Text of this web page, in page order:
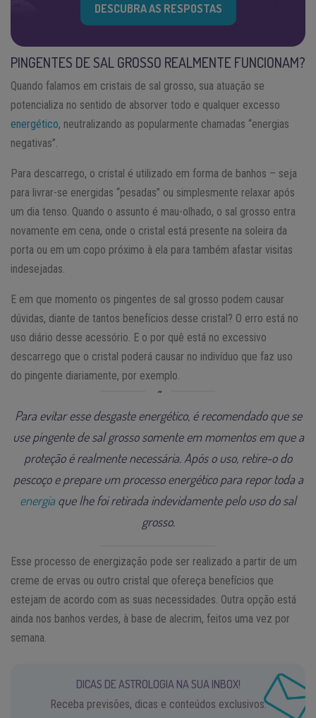
DESCUBRA AS RESPOSTAS
PINGENTES DE SAL GROSSO REALMENTE FUNCIONAM?
Quando falamos em cristais de sal grosso, sua atuação se
potencializa no sentido de absorver todo e qualquer excesso
energético, neutralizando as popularmente chamadas “energias
negativas”.
Para descarrego, o cristal é utilizado em forma de banhos – seja
para livrar-se energidas “pesadas” ou simplesmente relaxar após
um dia tenso. Quando o assunto é mau-olhado, o sal grosso entra
novamente em cena, onde o cristal está presente na soleira da
porta ou em um copo próximo à ela para também afastar visitas
indesejadas.
E em que momento os pingentes de sal grosso podem causar
dúvidas, diante de tantos benefícios desse cristal? O erro está no
uso diário desse acessório. E o por quê está no excessivo
descarrego que o cristal poderá causar no indivíduo que faz uso
do pingente diariamente, por exemplo.
Para evitar esse desgaste energético, é recomendado que se
use pingente de sal grosso somente em momentos em que a
proteção é realmente necessária. Após o uso, retire-o do
pescoço e prepare um processo energético para repor toda a
energiaque lhe foi retirada indevidamente pelo uso do sal
grosso.
Esse processo de energização pode ser realizado a partir de um
creme de ervas ou outro cristal que ofereça benefícios que
estejam de acordo com as suas necessidades. Outra opção está
ainda nos banhos verdes, à base de alecrim, feitos uma vez por
semana.
DICAS DE ASTROLOGIA NA SUA INBOX!
Receba previsões, dicas e conteúdos exclusivos.